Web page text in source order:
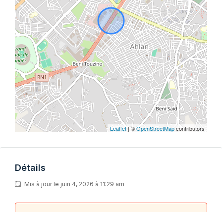
Leaflet| ©OpenStreetMapcontributors
Détails
Mis à jour le juin 4, 2026 à 11:29 am